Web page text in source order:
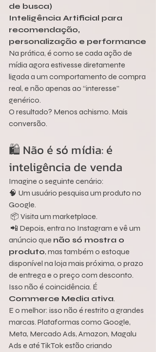
de busca)
Inteligência Artificial para
recomendação,
personalização e performance
Na prática, é como se cada ação de
mídia agora estivesse diretamente
ligada a um comportamento de compra
real, e não apenas ao “interesse”
genérico.
O resultado? Menos achismo. Mais
conversão.
🛍️ Não é só mídia: é
inteligência de venda
Imagine o seguinte cenário:
🧠 Um usuário pesquisa um produto no
Google.
📦 Visita um marketplace.
📲 Depois, entra no Instagram e vê um
anúncio que não só mostra o
produto, mas também o estoque
disponível na loja mais próxima, o prazo
de entrega e o preço com desconto.
Isso não é coincidência. É
Commerce Media ativa.
E o melhor: isso não é restrito a grandes
marcas. Plataformas como Google,
Meta, Mercado Ads, Amazon, Magalu
Ads e até TikTok estão criando